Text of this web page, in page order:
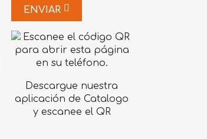
ENVIAR
Descargue nuestra
aplicación de Catalogo
y escanee el QR